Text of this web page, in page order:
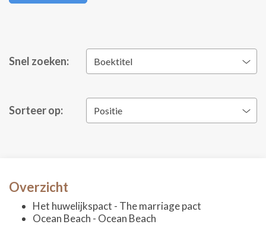
Snel zoeken: Boektitel
Sorteer op: Positie
Overzicht
Het huwelijkspact - The marriage pact
Ocean Beach - Ocean Beach